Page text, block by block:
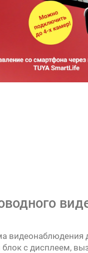
видеонаблюдения
с дисплеем,